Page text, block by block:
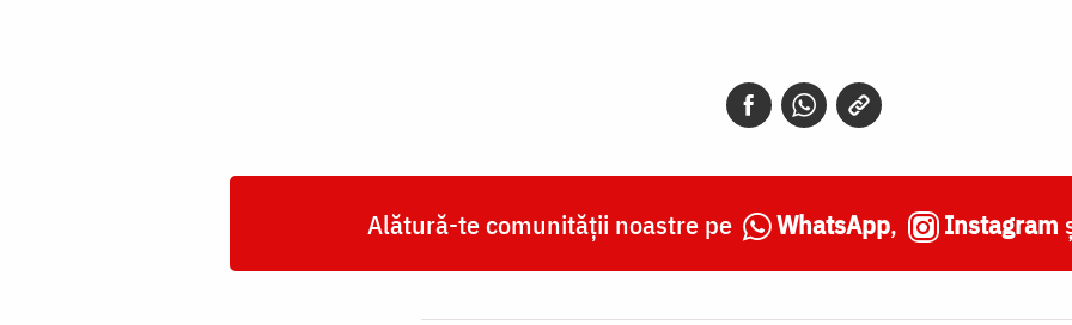
Alătură-te comunității noastre pe WhatsApp, Instagram